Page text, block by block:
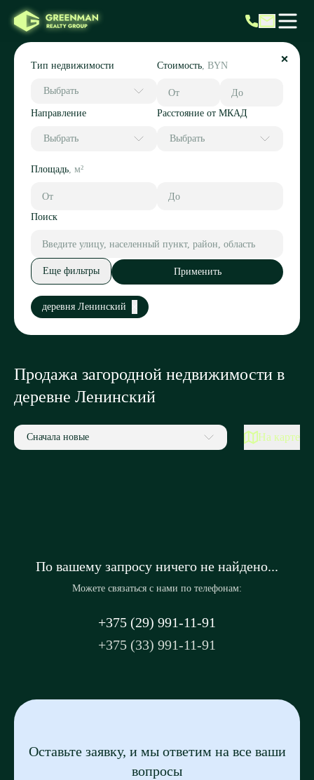
Тип недвижимости
Выбрать
Стоимость, BYN
Направление
Выбрать
Расстояние от МКАД
Выбрать
Площадь, м²
Поиск
Еще фильтры Применить
деревня Ленинский
Продажа загородной недвижимости в
деревне Ленинский
Сначала новые На карте
По вашему запросу ничего не найдено...
Можете связаться с нами по телефонам:
+375 (29) 991-11-91
+375 (33) 991-11-91
Оставьте заявку, и мы ответим на все ваши
вопросы